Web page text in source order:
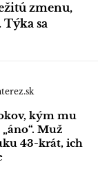
zmenu,
sa
kým mu
Muž
43-krát, ich